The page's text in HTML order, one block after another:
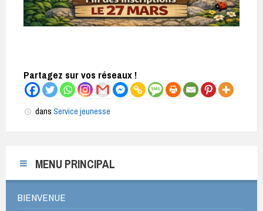
Partagez sur vos réseaux !
dans Service jeunesse
MENU PRINCIPAL
BIENVENUE